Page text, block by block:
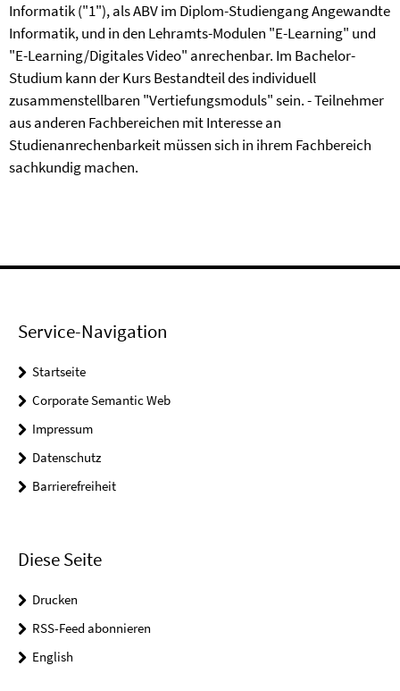
Informatik ("1"), als ABV im Diplom-Studiengang Angewandte
Informatik, und in den Lehramts-Modulen "E-Learning" und
"E-Learning/Digitales Video" anrechenbar. Im Bachelor-
Studium kann der Kurs Bestandteil des individuell
zusammenstellbaren "Vertiefungsmoduls" sein. - Teilnehmer
aus anderen Fachbereichen mit Interesse an
Studienanrechenbarkeit müssen sich in ihrem Fachbereich
sachkundig machen.
Service-Navigation
Startseite
Corporate Semantic Web
Impressum
Datenschutz
Barrierefreiheit
Diese Seite
Drucken
RSS-Feed abonnieren
English